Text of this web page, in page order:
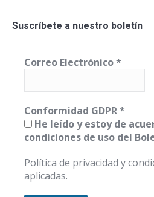
Suscríbete a nuestro boletín
Correo Electrónico*
Conformidad GDPR*
He leído y estoy de
condiciones de uso del
Política de privacidad y
aplicadas.